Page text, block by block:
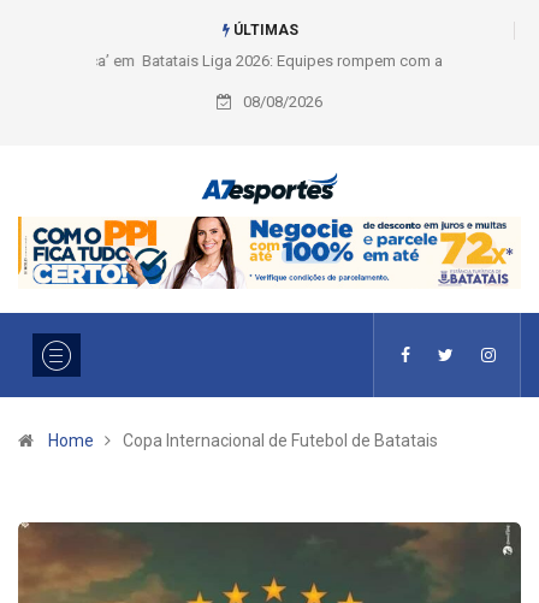
ÚLTIMAS
Liga 2026: Equipes rompem com a LABE na Série Ouro e entidade define
a 2° fase, times e formato
08/08/2026
Home Copa Internacional de Futebol de Batatais